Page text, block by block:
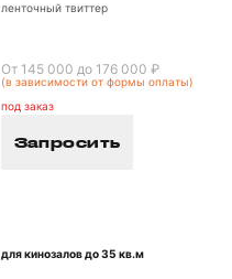
ленточный твиттер
От 145 000 до 176 000 ₽
(в зависимости от формы оплаты)
под заказ
Запросить
для кинозалов до 35 кв.м